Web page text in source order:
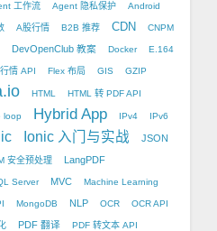
工作流 Agent 隐私保护 Android
A股行情 B2B 推荐 CDN CNPM
DevOpenClub 教案 Docker E.164
情 API Flex 布局 GIS GZIP
HTML HTML 转 PDF API
loop Hybrid App IPv4 IPv6
Ionic 入门与实战 JSON
安全预处理 LangPDF
Server MVC Machine Learning
MongoDB NLP OCR OCR API
PDF 翻译 PDF 转文本 API